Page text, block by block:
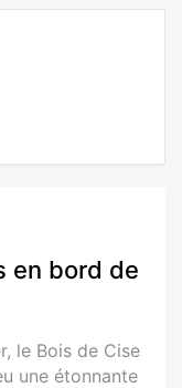
en bord de
le Bois de Cise
une étonnante